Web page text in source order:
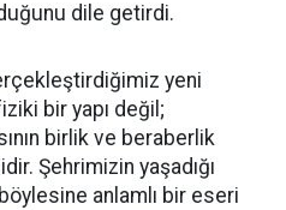
dile getirdi.
yeni
bir yapı değil;
birlik ve beraberlik
Şehrimizin yaşadığı
anlamlı bir eseri